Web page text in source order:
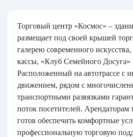
Торговый центр «Космос» –
размещает под своей крышей
галерею современного
кассы, «Клуб Семейного Досуга»
Расположенный на автотрассе с
движением, рядом с
транспортными развязками
поток посетителей. Арендаторам
готов обеспечить комфортные
профессиональную торговую